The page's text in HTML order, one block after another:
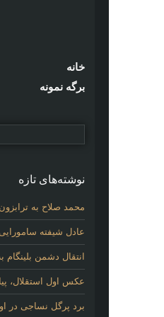
خانه
برگه نمونه
نوشته‌های تازه
محمد صلاح به
عادل شیفته
انتقال دشمن
عکس اول استقلال،
برد پرگل نساجی در